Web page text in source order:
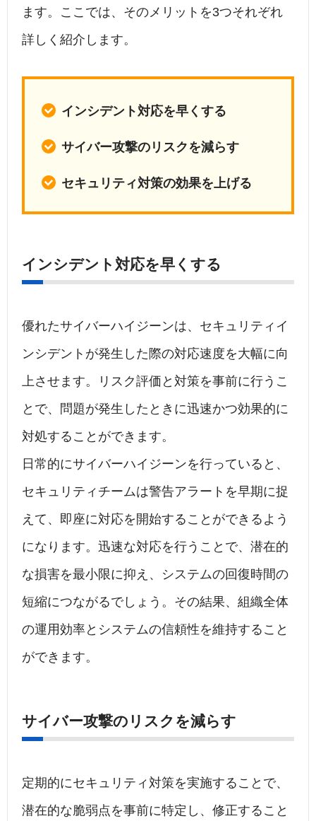
ます。ここでは、そのメリットを3つそれぞれ
詳しく紹介します。
インシデント対応を早くする
サイバー攻撃のリスクを減らす
セキュリティ対策の効果を上げる
インシデント対応を早くする
優れたサイバーハイジーンは、セキュリティイ
ンシデントが発生した際の対応速度を大幅に向
上させます。リスク評価と対策を事前に行うこ
とで、問題が発生したときに迅速かつ効果的に
対処することができます。
日常的にサイバーハイジーンを行っていると、
セキュリティチームは警告アラートを早期に捉
えて、即座に対応を開始することができるよう
になります。迅速な対応を行うことで、潜在的
な損害を最小限に抑え、システムの回復時間の
短縮につながるでしょう。その結果、組織全体
の運用効率とシステムの信頼性を維持すること
ができます。
サイバー攻撃のリスクを減らす
定期的にセキュリティ対策を実施することで、
潜在的な脆弱点を事前に特定し、修正すること